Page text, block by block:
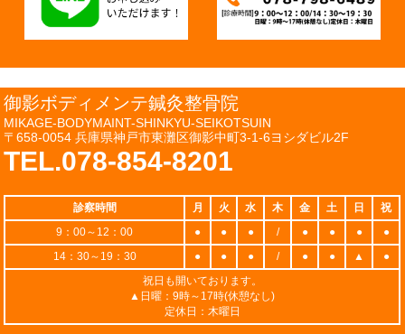
御影ボディメンテ鍼灸整骨院
MIKAGE-BODYMAINT-SHINKYU-SEIKOTSUIN
〒658-0054 兵庫県神戸市東灘区御影中町3-1-6ヨシダビル2F
TEL.078-854-8201
診察時間 月 火 水 木 金 土 日
祝
9：00～12：00
● ● ● / ● ● ●
●
14：30～19：30
● ● ● / ● ● ▲
●
祝日も開いております。
▲日曜：9時～17時(休憩なし)
定休日：木曜日